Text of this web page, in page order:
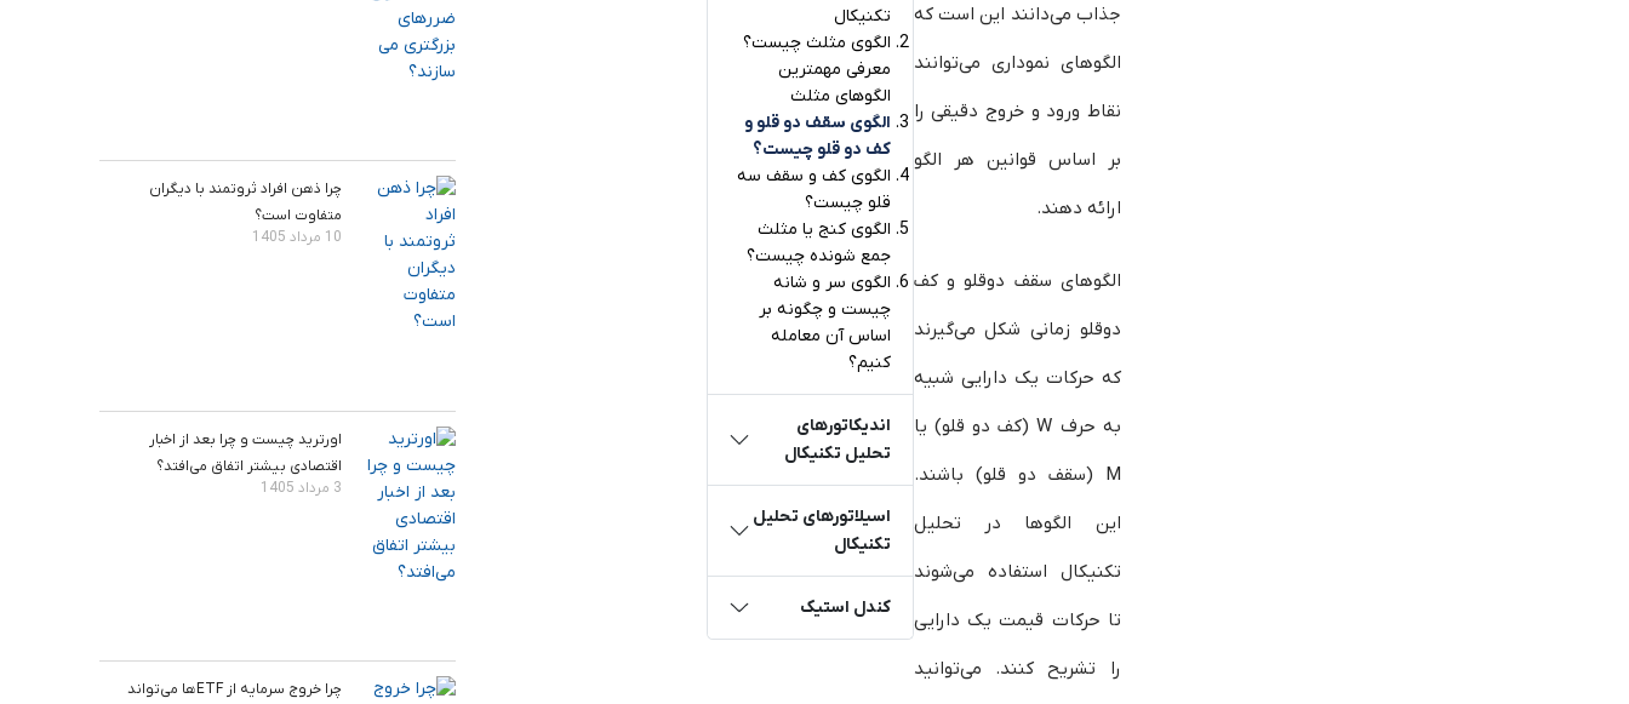
جذاب می‌دانند این است که
الگوهای نموداری می‌توانند
نقاط ورود و خروج دقیقی را
بر اساس قوانین هر الگو
ارائه دهند.
الگوهای سقف دوقلو و کف
دوقلو زمانی شکل می‌گیرند
که حرکات یک دارایی شبیه
به حرف W (کف دو قلو) یا
M (سقف دو قلو) باشند.
این الگوها در تحلیل
تکنیکال استفاده می‌شوند
تا حرکات قیمت یک دارایی
را تشریح کنند. می‌توانید
تکنیکال
الگوی مثلث چیست؟
معرفی مهمترین
الگوهای مثلث
الگوی سقف دو قلو و
کف دو قلو چیست؟
الگوی کف و سقف سه‌
قلو چیست؟
الگوی کنج یا مثلث
جمع شونده چیست؟
الگوی سر و شانه
چیست و چگونه بر
اساس آن معامله
کنیم؟
اندیکاتورهای
تحلیل تکنیکال
اسیلاتورهای تحلیل
تکنیکال
کندل استیک
چرا ذهن افراد ثروتمند با دیگران
متفاوت است؟
10 مرداد 1405
اورترید چیست و چرا بعد از اخبار
اقتصادی بیشتر اتفاق می‌افتد؟
3 مرداد 1405
چرا خروج سرمایه از ETFها می‌تواند